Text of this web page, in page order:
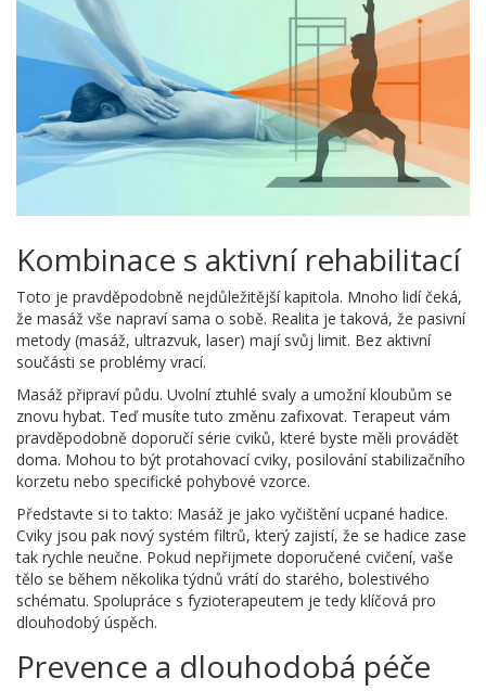
Kombinace s aktivní rehabilitací
Toto je pravděpodobně nejdůležitější kapitola. Mnoho lidí čeká,
že masáž vše napraví sama o sobě. Realita je taková, že pasivní
metody (masáž, ultrazvuk, laser) mají svůj limit. Bez aktivní
součásti se problémy vrací.
Masáž připraví půdu. Uvolní ztuhlé svaly a umožní kloubům se
znovu hybat. Teď musíte tuto změnu zafixovat. Terapeut vám
pravděpodobně doporučí série cviků, které byste měli provádět
doma. Mohou to být protahovací cviky, posilování stabilizačního
korzetu nebo specifické pohybové vzorce.
Představte si to takto: Masáž je jako vyčištění ucpané hadice.
Cviky jsou pak nový systém filtrů, který zajistí, že se hadice zase
tak rychle neučne. Pokud nepřijmete doporučené cvičení, vaše
tělo se během několika týdnů vrátí do starého, bolestivého
schématu. Spolupráce s fyzioterapeutem je tedy klíčová pro
dlouhodobý úspěch.
Prevence a dlouhodobá péče